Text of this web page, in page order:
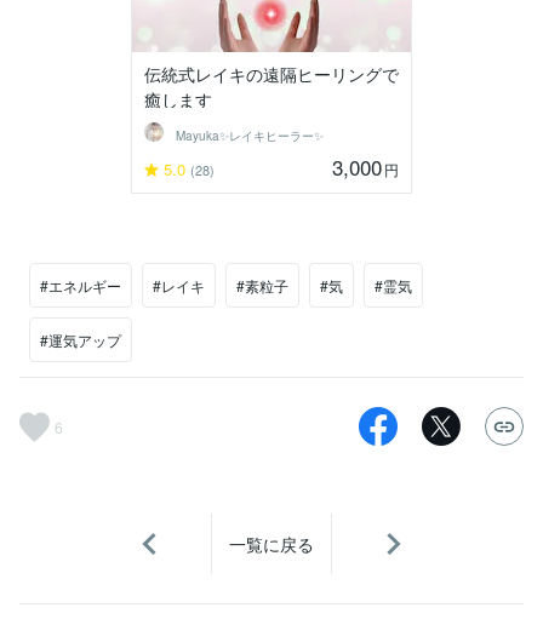
伝統式レイキの遠隔ヒーリングで
癒します
Mayuka✨レイキヒーラー✨
5.0 (28) 3,000円
#エネルギー #レイキ #素粒子 #気 #霊気
#運気アップ
6
一覧に戻る